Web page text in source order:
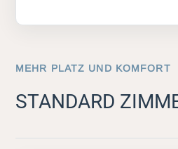
MEHR PLATZ UND KOMFORT
STANDARD